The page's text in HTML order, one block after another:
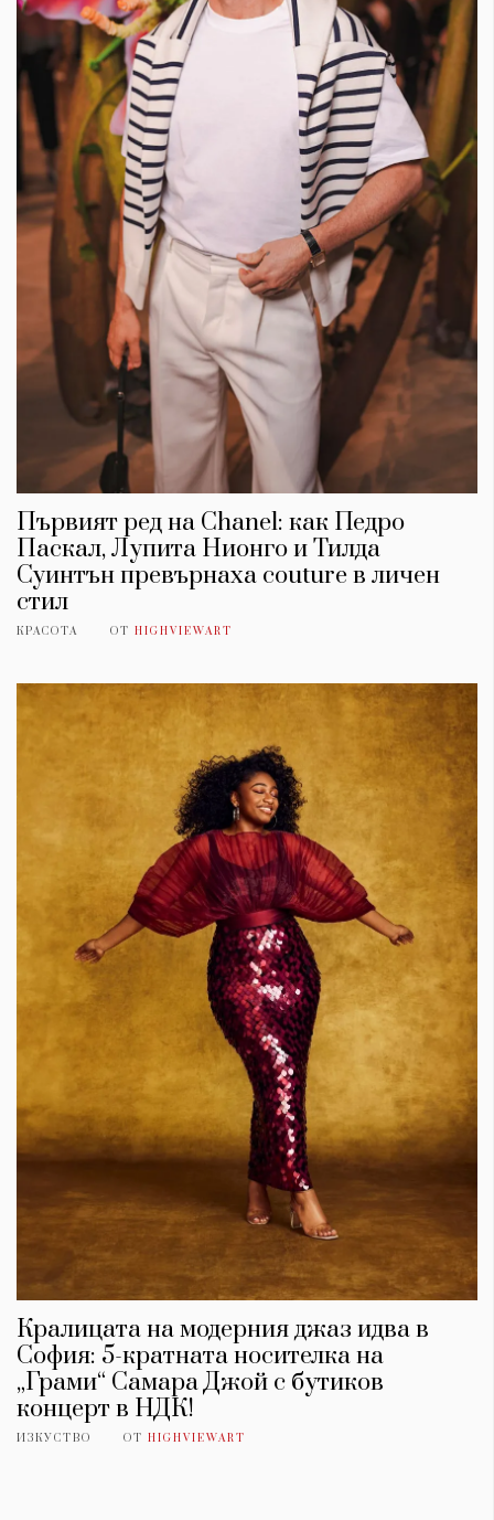
Първият ред на Chanel: как Педро
Паскал, Лупита Нионго и Тилда
Суинтън превърнаха couture в личен
стил
КРАСОТА ОТ HIGHVIEWART
Кралицата на модерния джаз идва в
София: 5-кратната носителка на
„Грами“ Самара Джой с бутиков
концерт в НДК!
ИЗКУСТВО ОТ HIGHVIEWART
КАТЕГОРИИ
Wine&Dine
Изкуство
Wellness
ЗА НАС
Условия за
ползване
За нас
Реклама
Политика за
поверителност
ModerenDom
Facebook Instagram Twitter
Pinterest
YouTube
Soundcloud
Ако нашият сайт ви харесва, можете да се абонирате за
седмичния ни нюзлетър тук: